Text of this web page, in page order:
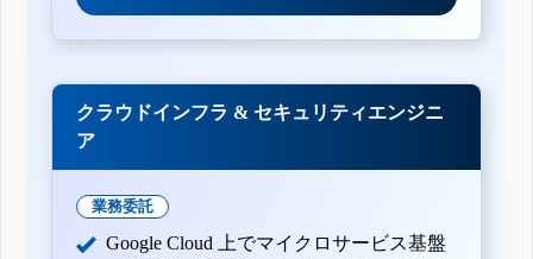
クラウドインフラ & セキュリティエンジニ
ア
業務委託
Google Cloud 上でマイクロサービス基盤